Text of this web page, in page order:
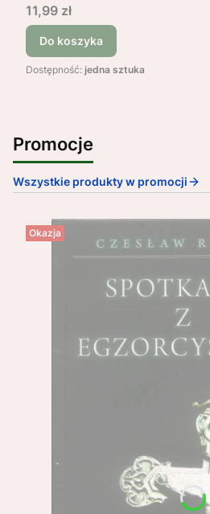
Cena
11,99 zł
Do koszyka
Dostępność: jedna sztuka
Promocje
Wszystkie produkty w promocji
Okazja